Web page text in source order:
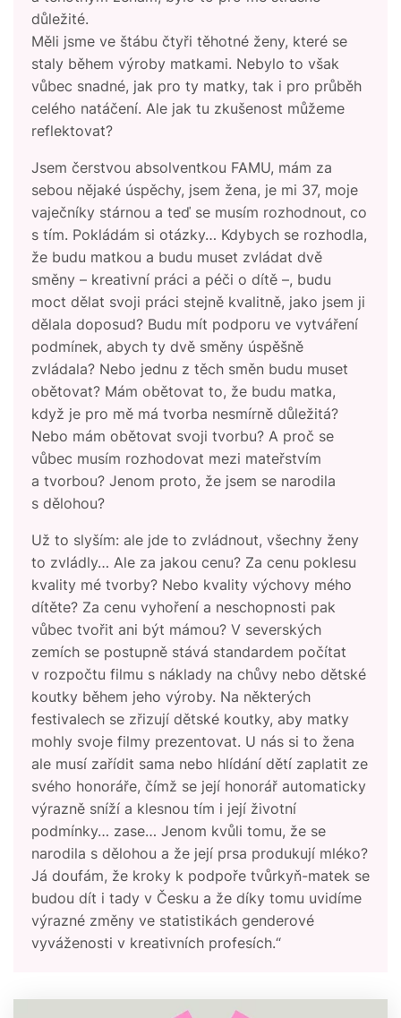
důležité.
Měli jsme ve štábu čtyři těhotné ženy, které se
staly během výroby matkami. Nebylo to však
vůbec snadné, jak pro ty matky, tak i pro průběh
celého natáčení. Ale jak tu zkušenost můžeme
reflektovat?
Jsem čerstvou absolventkou FAMU, mám za
sebou nějaké úspěchy, jsem žena, je mi 37, moje
vaječníky stárnou a teď se musím rozhodnout, co
s tím. Pokládám si otázky… Kdybych se rozhodla,
že budu matkou a budu muset zvládat dvě
směny – kreativní práci a péči o dítě –, budu
moct dělat svoji práci stejně kvalitně, jako jsem ji
dělala doposud? Budu mít podporu ve vytváření
podmínek, abych ty dvě směny úspěšně
zvládala? Nebo jednu z těch směn budu muset
obětovat? Mám obětovat to, že budu matka,
když je pro mě má tvorba nesmírně důležitá?
Nebo mám obětovat svoji tvorbu? A proč se
vůbec musím rozhodovat mezi mateřstvím
a tvorbou? Jenom proto, že jsem se narodila
s dělohou?
Už to slyším: ale jde to zvládnout, všechny ženy
to zvládly… Ale za jakou cenu? Za cenu poklesu
kvality mé tvorby? Nebo kvality výchovy mého
dítěte? Za cenu vyhoření a neschopnosti pak
vůbec tvořit ani být mámou? V severských
zemích se postupně stává standardem počítat
v rozpočtu filmu s náklady na chůvy nebo dětské
koutky během jeho výroby. Na některých
festivalech se zřizují dětské koutky, aby matky
mohly svoje filmy prezentovat. U nás si to žena
ale musí zařídit sama nebo hlídání dětí zaplatit ze
svého honoráře, čímž se její honorář automaticky
výrazně sníží a klesnou tím i její životní
podmínky… zase… Jenom kvůli tomu, že se
narodila s dělohou a že její prsa produkují mléko?
Já doufám, že kroky k podpoře tvůrkyň-matek se
budou dít i tady v Česku a že díky tomu uvidíme
výrazné změny ve statistikách genderové
vyváženosti v kreativních profesích.“